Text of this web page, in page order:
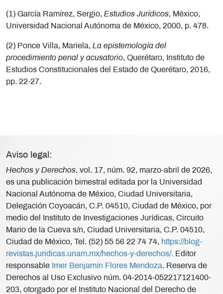
(1) García Ramírez, Sergio, Estudios Jurídicos, México,
Universidad Nacional Autónoma de México, 2000, p. 478.
(2) Ponce Villa, Mariela, La epistemología del
procedimiento penal y acusatorio, Querétaro, Instituto de
Estudios Constitucionales del Estado de Querétaro, 2016,
pp. 22-27.
Aviso legal:
Hechos y Derechos, vol. 17, núm. 92, marzo-abril de 2026,
es una publicación bimestral editada por la Universidad
Nacional Autónoma de México, Ciudad Universitaria,
Delegación Coyoacán, C.P. 04510, Ciudad de México, por
medio del Instituto de Investigaciones Jurídicas, Circuito
Mario de la Cueva s/n, Ciudad Universitaria, C.P. 04510,
Ciudad de México, Tel. (52) 55 56 22 74 74, https://blog-
revistas.juridicas.unam.mx/hechos-y-derechos/. Editor
responsable Imer Benjamín Flores Mendoza. Reserva de
Derechos al Uso Exclusivo núm. 04-2014-052217121400-
203, otorgado por el Instituto Nacional del Derecho de